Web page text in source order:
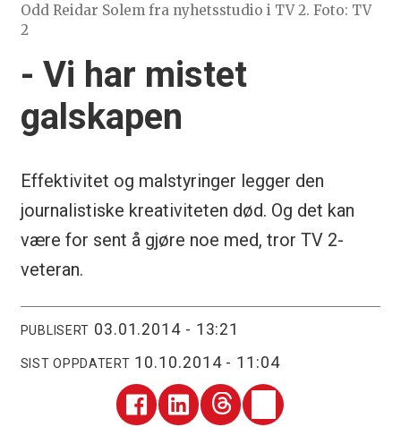
Odd Reidar Solem fra nyhetsstudio i TV 2. Foto: TV
2
- Vi har mistet
galskapen
Effektivitet og malstyringer legger den
journalistiske kreativiteten død. Og det kan
være for sent å gjøre noe med, tror TV 2-
veteran.
PUBLISERT 03.01.2014 - 13:21
SIST OPPDATERT 10.10.2014 - 11:04